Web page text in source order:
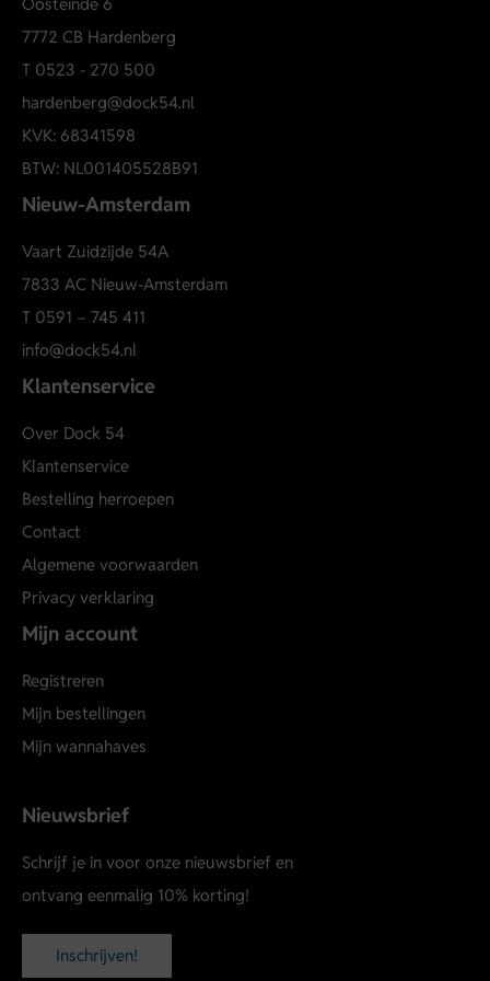
Lichtgewicht en kreukarm materiaal
Comfortabele stretchkwaliteit
7772 CB Hardenberg
T 0523 - 270 500
hardenberg@dock54.nl
KVK: 68341598
BTW: NL001405528B91
Nieuw-Amsterdam
Vaart Zuidzijde 54A
7833 AC Nieuw-Amsterdam
T 0591 – 745 411
info@dock54.nl
Klantenservice
Over Dock 54
Klantenservice
Bestelling herroepen
Contact
Algemene voorwaarden
Privacy verklaring
Mijn account
Registreren
Mijn bestellingen
Mijn wannahaves
Nieuwsbrief
Schrijf je in voor onze nieuwsbrief en
ontvang eenmalig 10% korting!
Inschrijven!